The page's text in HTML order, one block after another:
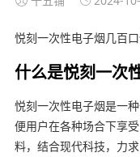
悦刻一次性电子烟几百
什么是悦刻一次
悦刻一次性电子烟是一
便用户在各种场合下享
料，结合现代科技，力